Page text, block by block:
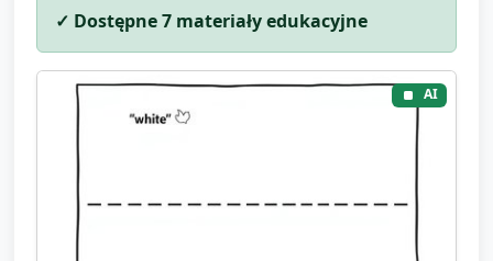
✓ Dostępne7 materiały edukacyjne
AI